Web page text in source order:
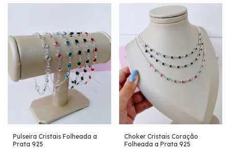
Pulseira Cristais Folheada a
Prata 925
Choker Cristais Coração
Folheada a Prata 925